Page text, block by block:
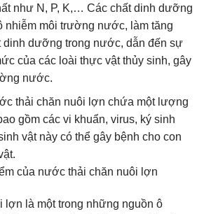
như N, P, K,… Các chất dinh dưỡng
nhiễm môi trường nước, làm tăng
dinh dưỡng trong nước, dẫn đến sự
của các loài thực vật thủy sinh, gây
nước.
thải chăn nuôi lợn chứa một lượng
gồm các vi khuẩn, virus, ký sinh
vật này có thể gây bệnh cho con
của nước thải chăn nuôi lợn
lợn là một trong những nguồn ô